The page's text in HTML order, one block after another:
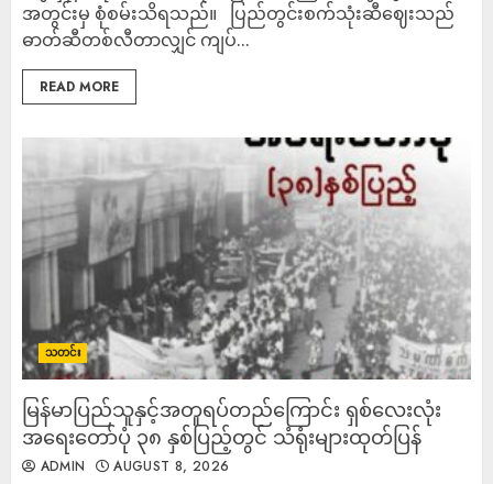
အတွင်းမှ စုံစမ်းသိရသည်။ ပြည်တွင်းစက်သုံးဆီဈေးသည်
ဓာတ်ဆီတစ်လီတာလျှင် ကျပ်...
READ MORE
သတင်း
မြန်မာပြည်သူနှင့်အတူရပ်တည်ကြောင်း ရှစ်လေးလုံး
အရေးတော်ပုံ ၃၈ နှစ်ပြည့်တွင် သံရုံးများထုတ်ပြန်
ADMIN AUGUST 8, 2026